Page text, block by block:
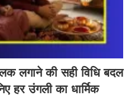
लगाने की सही विधि बदल
हर उंगली का धार्मिक